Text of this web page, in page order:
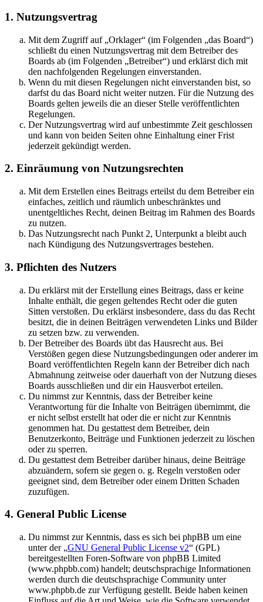
1. Nutzungsvertrag
Mit dem Zugriff auf „Orklager“ (im Folgenden „das Board“)
schließt du einen Nutzungsvertrag mit dem Betreiber des
Boards ab (im Folgenden „Betreiber“) und erklärst dich mit
den nachfolgenden Regelungen einverstanden.
Wenn du mit diesen Regelungen nicht einverstanden bist, so
darfst du das Board nicht weiter nutzen. Für die Nutzung des
Boards gelten jeweils die an dieser Stelle veröffentlichten
Regelungen.
Der Nutzungsvertrag wird auf unbestimmte Zeit geschlossen
und kann von beiden Seiten ohne Einhaltung einer Frist
jederzeit gekündigt werden.
2. Einräumung von Nutzungsrechten
Mit dem Erstellen eines Beitrags erteilst du dem Betreiber ein
einfaches, zeitlich und räumlich unbeschränktes und
unentgeltliches Recht, deinen Beitrag im Rahmen des Boards
zu nutzen.
Das Nutzungsrecht nach Punkt 2, Unterpunkt a bleibt auch
nach Kündigung des Nutzungsvertrages bestehen.
3. Pflichten des Nutzers
Du erklärst mit der Erstellung eines Beitrags, dass er keine
Inhalte enthält, die gegen geltendes Recht oder die guten
Sitten verstoßen. Du erklärst insbesondere, dass du das Recht
besitzt, die in deinen Beiträgen verwendeten Links und Bilder
zu setzen bzw. zu verwenden.
Der Betreiber des Boards übt das Hausrecht aus. Bei
Verstößen gegen diese Nutzungsbedingungen oder anderer im
Board veröffentlichten Regeln kann der Betreiber dich nach
Abmahnung zeitweise oder dauerhaft von der Nutzung dieses
Boards ausschließen und dir ein Hausverbot erteilen.
Du nimmst zur Kenntnis, dass der Betreiber keine
Verantwortung für die Inhalte von Beiträgen übernimmt, die
er nicht selbst erstellt hat oder die er nicht zur Kenntnis
genommen hat. Du gestattest dem Betreiber, dein
Benutzerkonto, Beiträge und Funktionen jederzeit zu löschen
oder zu sperren.
Du gestattest dem Betreiber darüber hinaus, deine Beiträge
abzuändern, sofern sie gegen o. g. Regeln verstoßen oder
geeignet sind, dem Betreiber oder einem Dritten Schaden
zuzufügen.
4. General Public License
Du nimmst zur Kenntnis, dass es sich bei phpBB um eine
unter der „GNU General Public License v2“ (GPL)
bereitgestellten Foren-Software von phpBB Limited
(www.phpbb.com) handelt; deutschsprachige Informationen
werden durch die deutschsprachige Community unter
www.phpbb.de zur Verfügung gestellt. Beide haben keinen